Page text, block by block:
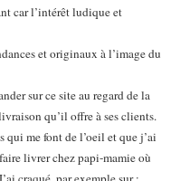
car l’intérêt ludique et
et originaux à l’image du
sur ce site au regard de la
qu’il offre à ses clients.
me font de l’oeil et que j’ai
livrer chez papi-mamie où